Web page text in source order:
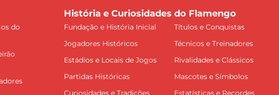
do
História e Curiosidades do Flamengo
Fundação e História Inicial
Títulos e Conquistas
Jogadores Históricos
Técnicos e Treinadores
Estádios e Locais de Jogos
Rivalidades e Clássicos
Partidas Históricas
Mascotes e Símbolos
Curiosidades e Tradições
Estatísticas e Recordes